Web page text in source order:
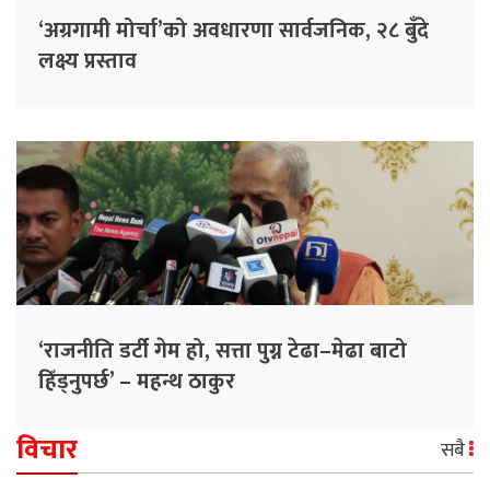
‘अग्रगामी मोर्चा’को अवधारणा सार्वजनिक, २८ बुँदे
लक्ष्य प्रस्ताव
‘राजनीति डर्टी गेम हो, सत्ता पुग्न टेढा–मेढा बाटो
हिँड्नुपर्छ’ – महन्थ ठाकुर
विचार सबै